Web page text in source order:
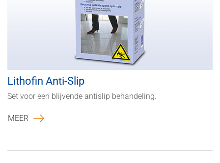
Lithofin Anti-Slip
Set voor een blijvende antislip behandeling.
MEER